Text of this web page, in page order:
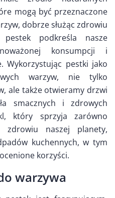
mogą być przeznaczone
dobrze służąc zdrowiu
podkreśla nasze
konsumpcji i
Wykorzystując pestki jako
warzyw, nie tylko
ale także otwieramy drzwi
smacznych i zdrowych
który sprzyja zarówno
naszej planety,
kuchennych, w tym
korzyści.
warzywa